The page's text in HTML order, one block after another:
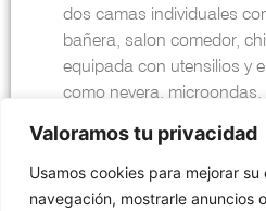
Valoramos tu privacidad
Usamos cookies para mejorar
navegación, mostrarle anuncios
dos camas individuales
bañera, salon comedor,
equipada con utensilios y
como nevera, microondas,
VER INFO VER